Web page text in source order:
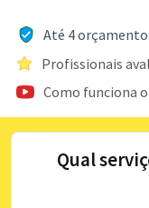
Até 4
Profissionais
Como funciona
Qual